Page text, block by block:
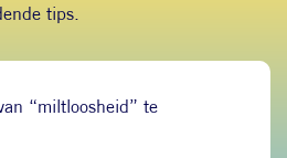
tips.
“miltloosheid” te